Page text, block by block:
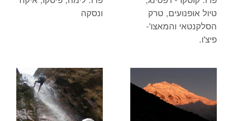
טיול אופנועים, טרק
הסלקנטאי והמאצו'-
פיצ'ו.
ונסקה